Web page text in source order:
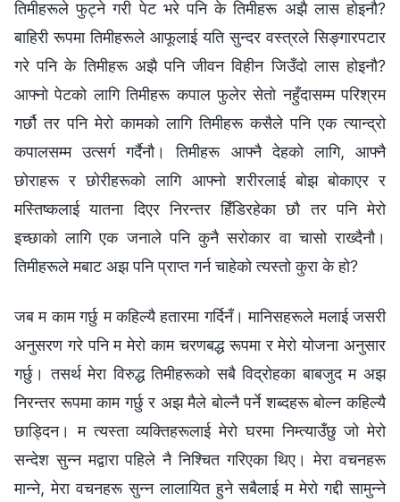
तिमीहरूले फुट्ने गरी पेट भरे पनि के तिमीहरू अझै लास होइनौ?
बाहिरी रूपमा तिमीहरूले आफूलाई यति सुन्दर वस्त्रले सिङ्गारपटार
गरे पनि के तिमीहरू अझै पनि जीवन विहीन जिउँदो लास होइनौ?
आफ्नो पेटको लागि तिमीहरू कपाल फुलेर सेतो नहुँदासम्म परिश्रम
गर्छौ तर पनि मेरो कामको लागि तिमीहरू कसैले पनि एक त्यान्द्रो
कपालसम्म उत्सर्ग गर्दैनौ। तिमीहरू आफ्नै देहको लागि, आफ्नै
छोराहरू र छोरीहरूको लागि आफ्नो शरीरलाई बोझ बोकाएर र
मस्तिष्कलाई यातना दिएर निरन्तर हिँडिरहेका छौ तर पनि मेरो
इच्छाको लागि एक जनाले पनि कुनै सरोकार वा चासो राख्दैनौ।
तिमीहरूले मबाट अझ पनि प्राप्त गर्न चाहेको त्यस्तो कुरा के हो?
जब म काम गर्छु म कहिल्यै हतारमा गर्दिनँ। मानिसहरूले मलाई जसरी
अनुसरण गरे पनि म मेरो काम चरणबद्ध रूपमा र मेरो योजना अनुसार
गर्छु। तसर्थ मेरा विरुद्ध तिमीहरूको सबै विद्रोहका बाबजुद म अझ
निरन्तर रूपमा काम गर्छु र अझ मैले बोल्नै पर्ने शब्दहरू बोल्न कहिल्यै
छाड्दिन। म त्यस्ता व्यक्तिहरूलाई मेरो घरमा निम्त्याउँछु जो मेरो
सन्देश सुन्न मद्वारा पहिले नै निश्चित गरिएका थिए। मेरा वचनहरू
मान्ने, मेरा वचनहरू सुन्न लालायित हुने सबैलाई म मेरो गद्दी सामुन्ने